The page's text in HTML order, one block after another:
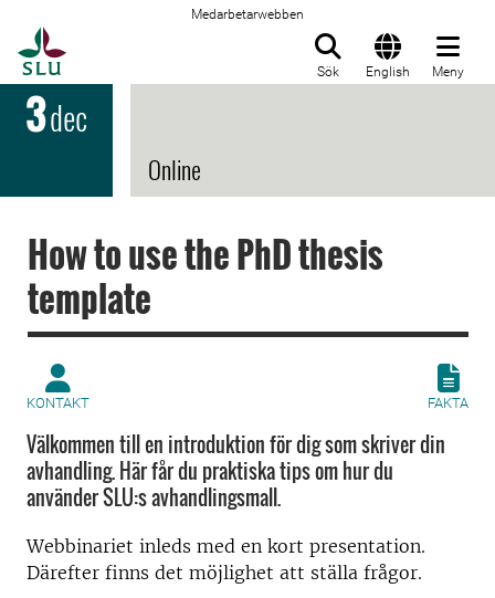
Medarbetarwebben
Sök English Meny
3dec
Online
How to use the PhD thesis
template
KONTAKT FAKTA
Välkommen till en introduktion för dig som skriver din
avhandling. Här får du praktiska tips om hur du
använder SLU:s avhandlingsmall.
Webbinariet inleds med en kort presentation.
Därefter finns det möjlighet att ställa frågor.